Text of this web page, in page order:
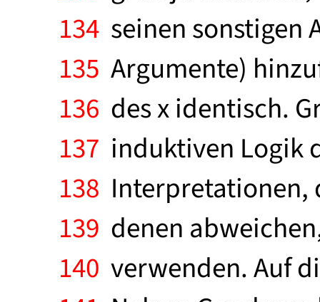
134 seinen sonstigen
135 Argumente)
136 des x identisch.
137 induktiven Logik
138 Interpretationen,
139 denen
140 verwenden. Auf